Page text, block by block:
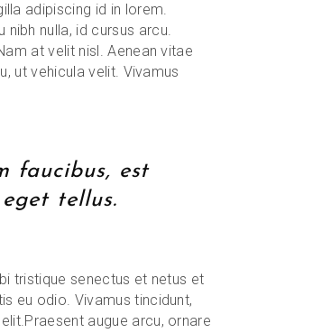
adipiscing id in lorem.
nulla, id cursus arcu.
at velit nisl. Aenean vitae
ut vehicula velit. Vivamus
faucibus, est
tellus.
tristique senectus et netus et
eu odio. Vivamus tincidunt,
augue arcu, ornare